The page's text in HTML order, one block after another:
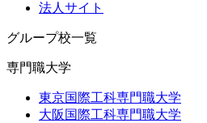
法人サイト
グループ校一覧
専門職大学
東京国際工科専門職大学
大阪国際工科専門職大学